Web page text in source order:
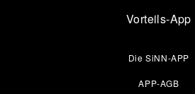
Vorteils-App
Die SiNN-APP
APP-AGB